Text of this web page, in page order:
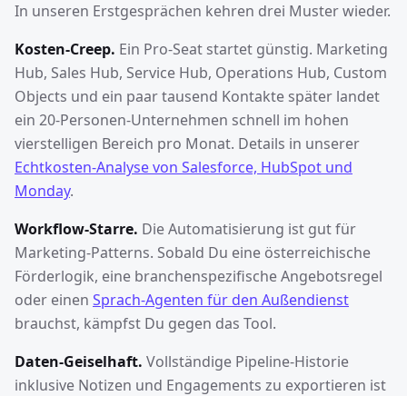
In unseren Erstgesprächen kehren drei Muster wieder.
Kosten-Creep. Ein Pro-Seat startet günstig. Marketing
Hub, Sales Hub, Service Hub, Operations Hub, Custom
Objects und ein paar tausend Kontakte später landet
ein 20-Personen-Unternehmen schnell im hohen
vierstelligen Bereich pro Monat. Details in unserer
Echtkosten-Analyse von Salesforce, HubSpot und
Monday.
Workflow-Starre. Die Automatisierung ist gut für
Marketing-Patterns. Sobald Du eine österreichische
Förderlogik, eine branchenspezifische Angebotsregel
oder einen Sprach-Agenten für den Außendienst
brauchst, kämpfst Du gegen das Tool.
Daten-Geiselhaft. Vollständige Pipeline-Historie
inklusive Notizen und Engagements zu exportieren ist